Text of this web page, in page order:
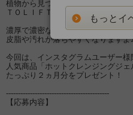
植物から見つけた「プラセンタ」
ＴＯＬＩＦＴ（フィトリフト）です
濃厚で濃密な温感ジェルが、詰まっ
皮脂や汚れが落ちやすくなりますよ
今回は、インスタグラムユーザー様
人気商品「ホットクレンジングジェ
たっぷり２ヵ月分をプレゼント！
-------------------------------------------
【応募内容】
もっとイ